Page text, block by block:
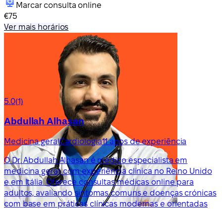
Marcar consulta online
€75
Ver mais horários
5.0(1)
Abdullah Alhasan
Medicina geralCardiologia11 anos de experiência
O Dr. Abdullah Alhasan é médico especialista em
medicina geral, com experiência clínica no Reino Unido
e em Itália. Oferece consultas médicas online para
adultos, avaliando sintomas comuns e doenças crónicas
com base em práticas clínicas modernas e orientadas